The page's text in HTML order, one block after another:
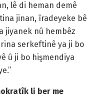
lê di heman demê
jinan, îradeyeke bê
jiyanek nû hembêz
serkeftinê ya ji bo
û ji bo hişmendiya
li ber me